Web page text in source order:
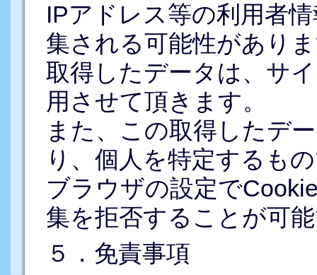
IPアドレス等の利用者
集される可能性があり
取得したデータは、サ
用させて頂きます。
また、この取得したデ
り、個人を特定するも
ブラウザの設定で
集を拒否することが可
５．免責事項